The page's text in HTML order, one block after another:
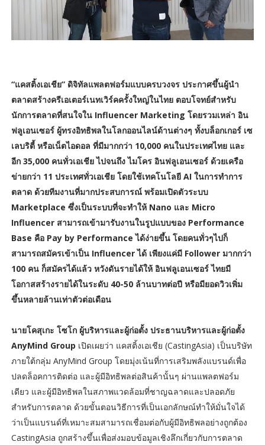
“แคสติ้งเอเชีย” ดิจิทัลแพลตฟอร์มแบบครบวงจร ประกาศขึ้นผู้นำ
ตลาดสร้างครีเอเตอร์เนทเวิร์คครั้งใหญ่ในไทย ตอบโจทย์สำหรับ
นักการตลาดที่สนใจใน Influencer Marketing โดยรวมเหล่า อิน
ฟลูเอนเซอร์ ผู้ทรงอิทธิพลในโลกออนไลน์ด้านต่างๆ ทั้งบล็อกเกอร์ เซ
เลบริตี้ หรือเน็ตไอดอล ที่มีมากกว่า 10,000 คนในประเทศไทย และ
อีก 35,000 คนทั่วเอเชีย ไปจนถึง ไมโคร อินฟลูเอนเซอร์ ด้วยเครือ
ข่ายกว่า 11 ประเทศทั่วเอเชีย โดยใช้เทคโนโลยี AI ในการทำการ
ตลาด ด้วยทีมงานที่มากประสบการณ์ พร้อมเปิดตัวระบบ
Marketplace ซึ่งเป็นระบบที่จะทำให้ Nano และ Micro
Influencer สามารถเข้ามารับงานในรูปแบบของ Performance
Base คือ Pay by Performance ได้ง่ายขึ้น โดยคนทั่วๆไปก็
สามารถสมัครเข้าเป็น Influencer ได้ เพียงแค่มี Follower มากกว่า
100 คน ก็สมัครได้แล้ว หวังดันรายได้ให้ อินฟลูเอนเซอร์ ไทยมี
โอกาสสร้างรายได้ในระดับ 40-50 ล้านบาทต่อปี หรือมียอดวิวเพิ่ม
ขึ้นหลายล้านเท่าตัวต่อเดือน
นายโคสุเกะ โซโก ผู้บริหารและผู้ก่อตั้ง ประธานบริหารและผู้ก่อตั้ง
AnyMind Group เปิดเผยว่า แคสติ้งเอเชีย (CastingAsia) เป็นบริษัท
ภายใต้กลุ่ม AnyMind Group โดยมุ่งเน้นที่การเสริมพลังแบรนด์เพื่อ
ปลดล็อคการติดต่อ และผู้มีอิทธิพลต่อสินค้านั้นๆ ผ่านแพลตฟอร์ม
เดียว และผู้มีอิทธิพลในสภาพแวดล้อมที่ชาญฉลาดและปลอดภัย
สำหรับการตลาด ด้วยขั้นตอนวิธีการที่เป็นเอกลักษณ์ทำให้มั่นใจได้
ว่าเป็นแบรนด์ที่เหมาะสมสามารถเชื่อมต่อกับผู้มีอิทธิพลอย่างถูกต้อง
CastingAsia ถูกสร้างขึ้นเพื่อส่งมอบข้อมูลเชิงลึกเกี่ยวกับการตลาด